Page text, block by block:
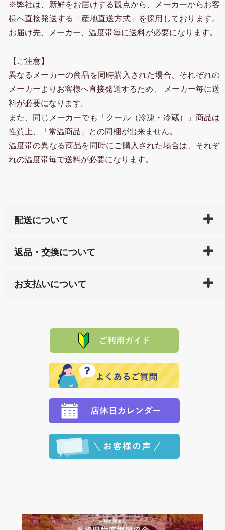
※弊社は、新鮮をお届けする観点から、メーカーからお客
様へ直接発送する「産地直送方式」を採用しております。
お届け先、メーカー、温度帯毎に送料が必要になります。
【ご注意】
異なるメーカーの商品を同時購入された場合、それぞれの
メーカーよりお客様へ直接発送するため、 メーカー毎に送
料が必要になります。
また、同じメーカーでも「クール（冷凍・冷蔵）」商品は
性質上、「常温商品」との同梱が出来ません。
温度帯の異なる商品を同時にご購入された場合は、それぞ
れの温度帯毎で送料が必要になります。
配送について
天ペイ」の方はご注文受付後）、 長崎県下全域に点在
サイト内で購入された商品の送料は、こちらの
全国送
れの生産メーカーからお客様の元へ直送いたしますの
で、 それぞれ個別に送料が必要になります。
返品・交換について
または配送途中の 事故などで不都合が生じている場合
品代金を返金いたします。）
その際は誠に申し訳ありませんが、当協会までご注文
願いいたします。
お支払いについて
た場合、お客様からの ご入金を確認した後で、商品を
※「クレジットカード」「PayPay」「楽天ペイ」を指
定された場合は、準備出来次第の便にてお送りいたし
ます。 （到着日指定をされている場合は、ご指定の日
程に合わせてお届けいたします。）